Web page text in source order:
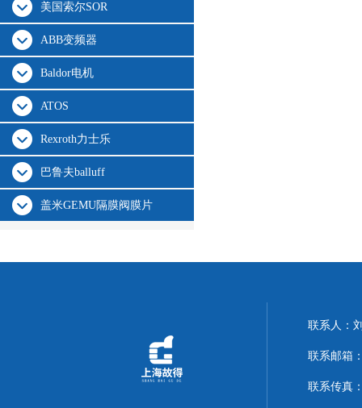
美国索尔SOR
ABB变频器
Baldor电机
ATOS
Rexroth力士乐
巴鲁夫balluff
盖米GEMU隔膜阀膜片
联系人：
联系邮箱
联系传真